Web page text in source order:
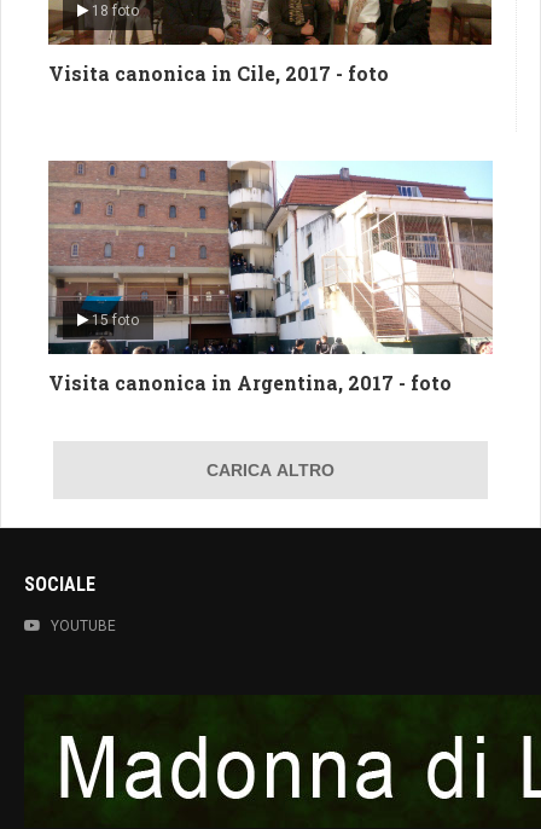
18 foto
Visita canonica in Cile, 2017 - foto
15 foto
Visita canonica in Argentina, 2017 - foto
CARICA ALTRO
SOCIALE
YOUTUBE